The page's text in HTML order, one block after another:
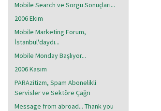
Mobile Search ve Sorgu Sonuçları...
2006 Ekim
Mobile Marketing Forum,
İstanbul'daydı...
Mobile Monday Başlıyor...
2006 Kasım
PARAzitizm, Spam Abonelikli
Servisler ve Sektöre Çağrı
Message from abroad... Thank you